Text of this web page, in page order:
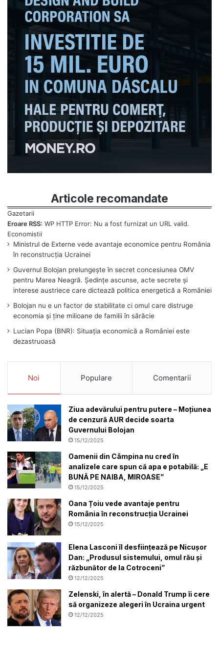
Articole recomandate
Eroare RSS: WP HTTP Error: Nu a fost furnizat un URL valid.
Ministrul de Externe vede avantaje economice pentru România
în reconstrucția Ucrainei
Guvernul Bolojan prelungește în secret concesiunea OMV
pentru Marea Neagră. Ședințe ascunse, acte secrete și
interese austriece care dictează politica energetică a României
Bolojan nu e un factor de stabilitate ci omul care distruge
economia și ține milioane de familii în sărăcie
Lucian Popa (BNR): Situația economică a României este
dezastruoasă
Noi Populare Comentarii
Ziua adevărului pentru putere – Moțiunea
de cenzură AUR decide soarta
Guvernului Bolojan
15/12/2025
Oamenii din Câmpina nu cred în
analizele care spun că apa e potabilă: „E
BUNĂ PE NAIBA, MIROASE”
15/12/2025
Oana Țoiu vede avantaje pentru
România în reconstrucția Ucrainei
15/12/2025
Elena Lasconi îl desființează pe Nicușor
Dan: „Produsul sistemului, omul rău și
răzbunător de la Cotroceni”
12/12/2025
Zelenski, în alertă – Donald Trump îi cere
să organizeze alegeri în Ucraina urgent
12/12/2025